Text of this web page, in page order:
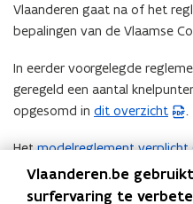
Vlaanderen gaat na of het
bepalingen van de Vlaamse
In eerder voorgelegde
geregeld een aantal
opgesomd in dit overzicht
(
D
F
b
.
Hetmodelreglement verplicht
(
W
o
opmaak van een
conformiteitsattest. Naast
Vlaanderen.be
surfervaring te